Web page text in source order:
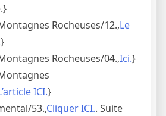
Rocheuses/12.,Le
}
Rocheuses/04.,Ici.}
ICI.}
53.,Cliquer ICI.. Suite